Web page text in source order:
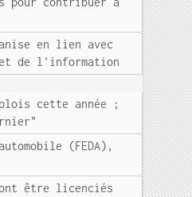
en lien avec
et de l'information
cette année ;
(FEDA),
être licenciés